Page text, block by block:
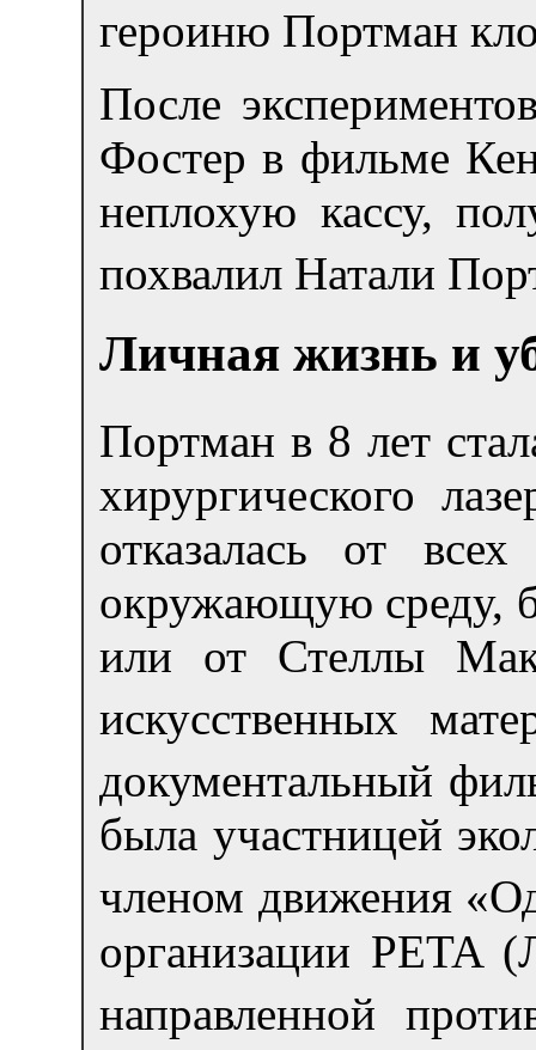
героиню Портман
После
Фостер в фильме
неплохую кассу,
похвалил Натали
Личная жизнь и
Портман в 8 лет
хирургического
отказалась от
окружающую среду,
или от Стеллы
искусственных
документальный
была участницей
членом движения
организации PETA
направленной